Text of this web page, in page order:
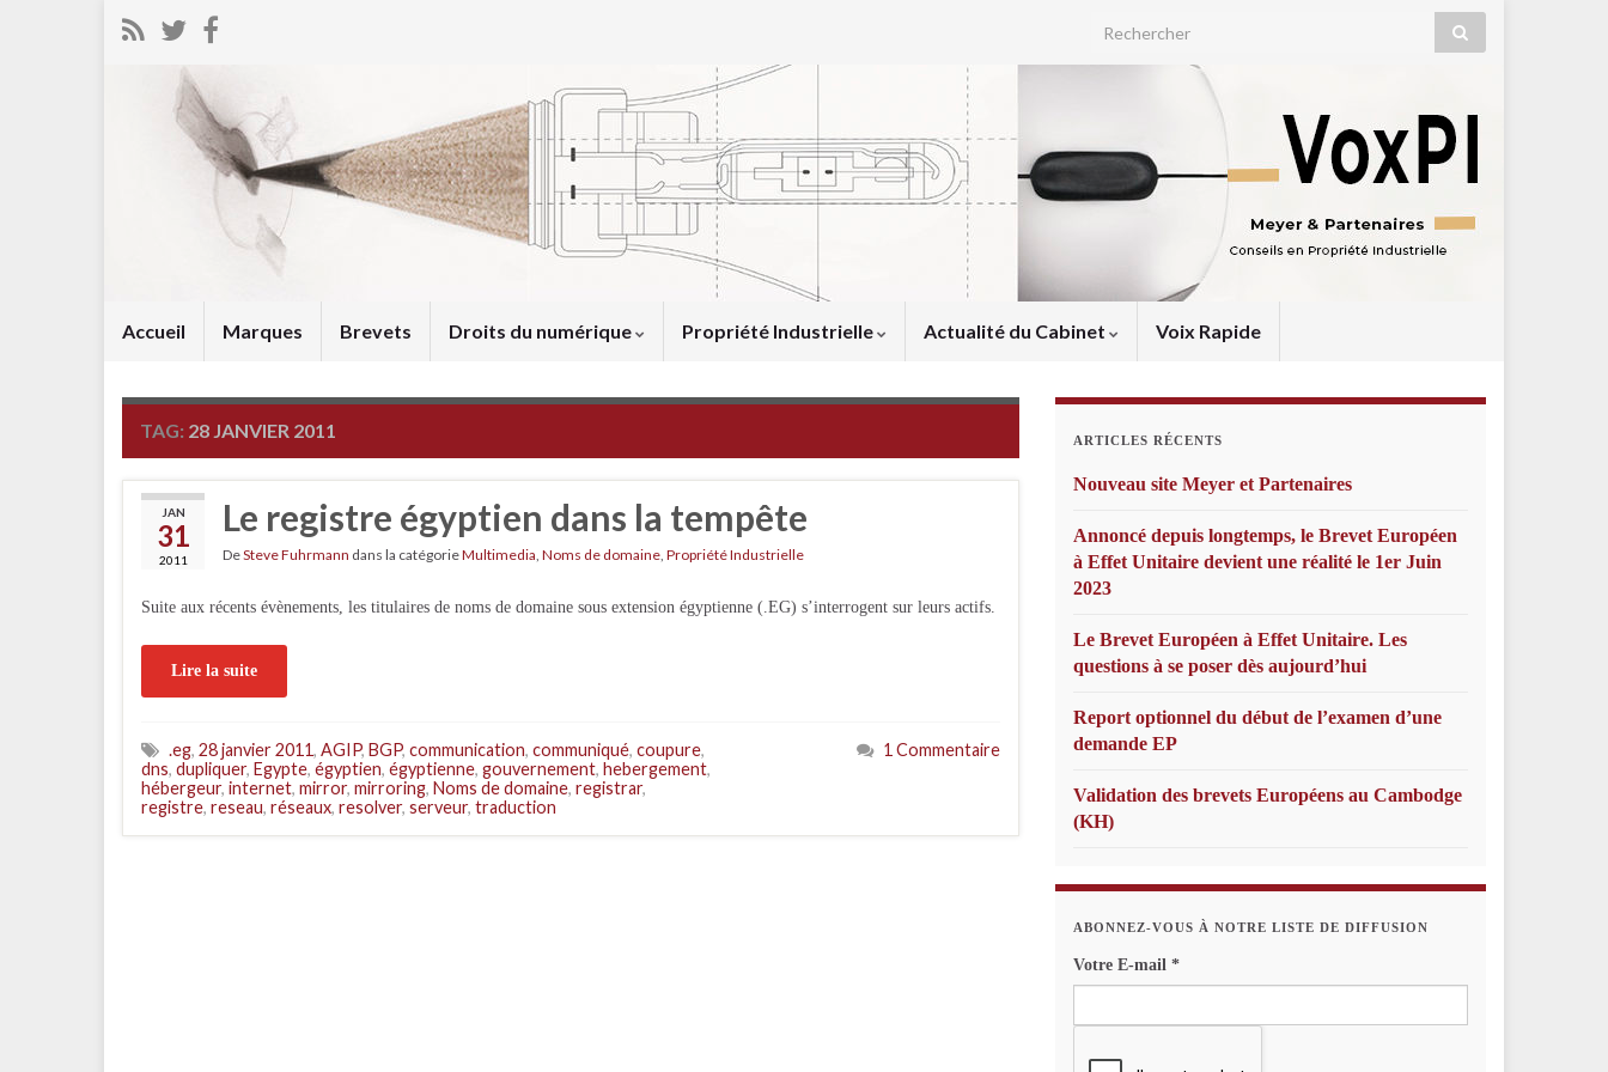
Search for:
Accueil Marques Brevets Droits du numérique Propriété Industrielle Actualité du Cabinet Voix Rapide
TAG: 28 JANVIER 2011
JAN
31
2011
Le registre égyptien dans la tempête
DeSteve Fuhrmann dans la catégorieMultimedia, Noms de domaine, Propriété Industrielle
Suite aux récents évènements, les titulaires de noms de domaine sous extension égyptienne (.EG) s’interrogent sur leurs actifs.
Lire la suite
.eg, 28 janvier 2011, AGIP, BGP, communication, communiqué, coupure,
dns, dupliquer, Egypte, égyptien, égyptienne, gouvernement, hebergement,
hébergeur, internet, mirror, mirroring, Noms de domaine, registrar,
registre, reseau, réseaux, resolver, serveur, traduction
1 Commentaire
ARTICLES RÉCENTS
Nouveau site Meyer et Partenaires
Annoncé depuis longtemps, le Brevet Européen
à Effet Unitaire devient une réalité le 1er Juin
2023
Le Brevet Européen à Effet Unitaire. Les
questions à se poser dès aujourd’hui
Report optionnel du début de l’examen d’une
demande EP
Validation des brevets Européens au Cambodge
(KH)
ABONNEZ-VOUS À NOTRE LISTE DE DIFFUSION
Votre E-mail *